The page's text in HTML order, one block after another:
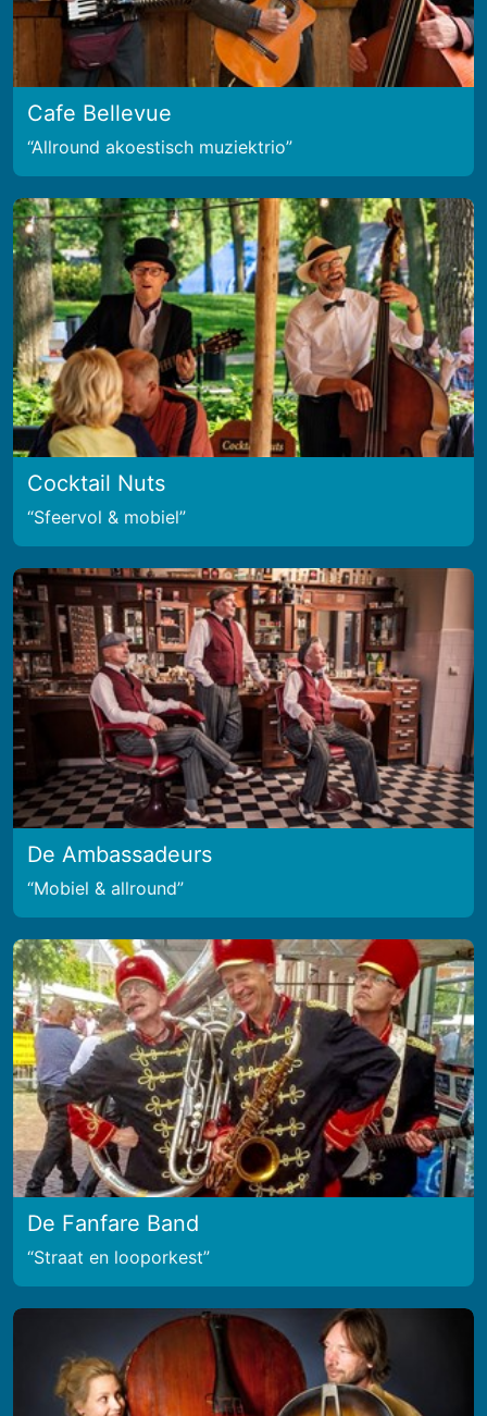
Cafe Bellevue
Allround akoestisch muziektrio
Cocktail Nuts
Sfeervol & mobiel
De Ambassadeurs
Mobiel & allround
De Fanfare Band
Straat en looporkest